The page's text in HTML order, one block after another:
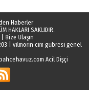
Haberler
HAKLARI SAKLIDIR.
Bize Ulaşın
vilmorin cim gubresi genel
bahcehavuz.com Acil Dişçi